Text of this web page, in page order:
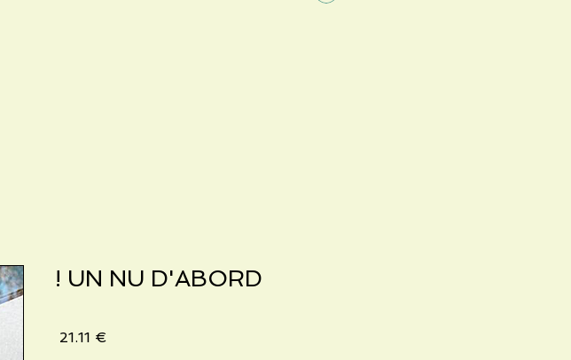
UN NU D'ABORD !
€ 21.11